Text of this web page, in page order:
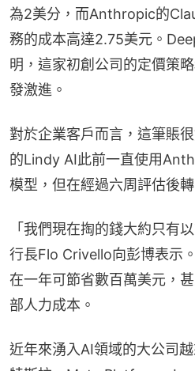
為2美分，而Anthropic的
務的成本高達2.75美元。
明，這家初創公司的定價策
發激進。
對於企業客戶而言，這筆賬
的Lindy AI此前一直使用
模型，但在經過六周評估後
「我們現在掏的錢大約只有
行長Flo Crivello向彭博表示
在一年可節省數百萬美元，
部人力成本。
近年來湧入AI領域的大公司